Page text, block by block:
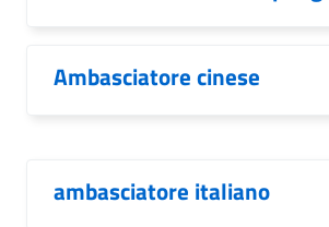
Ambasciatore cinese
ambasciatore italiano